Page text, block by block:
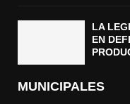
LA
EN
MUNICIPALES